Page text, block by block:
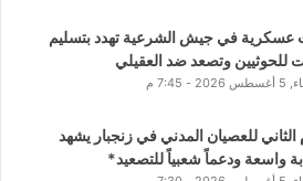
عسكرية في جيش الشرعية تهدد بتسليم
للحوثيين وتصعد ضد العقيلي
- 7:45 م
الثاني للعصيان المدني في زنجبار يشهد
واسعة ودعماً شعبياً للتصعيد*